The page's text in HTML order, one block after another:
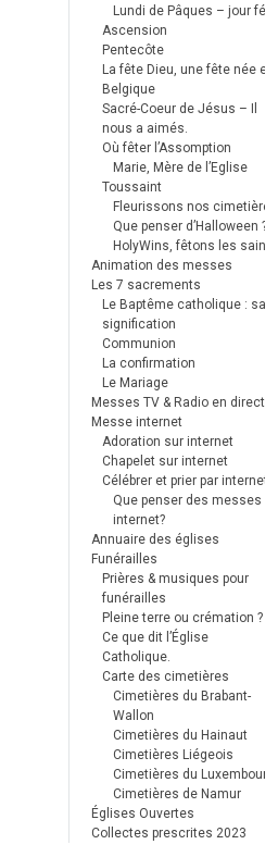
Lundi de Pâques – jour férié
Ascension
Pentecôte
La fête Dieu, une fête née en
Belgique
Sacré-Coeur de Jésus – Il
nous a aimés.
Où fêter l’Assomption
Marie, Mère de l’Eglise
Toussaint
Fleurissons nos cimetières
Que penser d’Halloween ?
HolyWins, fêtons les saints !
Animation des messes
Les 7 sacrements
Le Baptême catholique : sa
signification
Communion
La confirmation
Le Mariage
Messes TV & Radio en direct
Messe internet
Adoration sur internet
Chapelet sur internet
Célébrer et prier par internet
Que penser des messes
internet?
Annuaire des églises
Funérailles
Prières & musiques pour
funérailles
Pleine terre ou crémation ?
Ce que dit l’Église
Catholique.
Carte des cimetières
Cimetières du Brabant-
Wallon
Cimetières du Hainaut
Cimetières Liégeois
Cimetières du Luxembourg
Cimetières de Namur
Églises Ouvertes
Collectes prescrites 2023